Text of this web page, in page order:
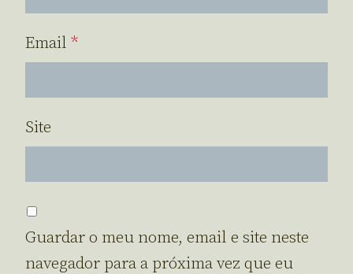
Email *
Site
Guardar o meu nome, email e site neste
navegador para a próxima vez que eu